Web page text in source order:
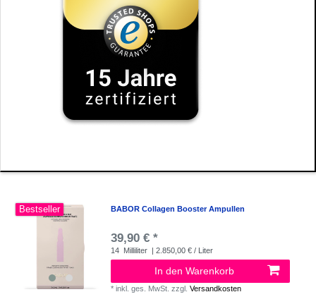
Bestseller BABOR Collagen Booster Ampullen
39,90 € *
14 Milliliter | 2.850,00 € / Liter
In den Warenkorb
*inkl. ges. MwSt. zzgl.Versandkosten